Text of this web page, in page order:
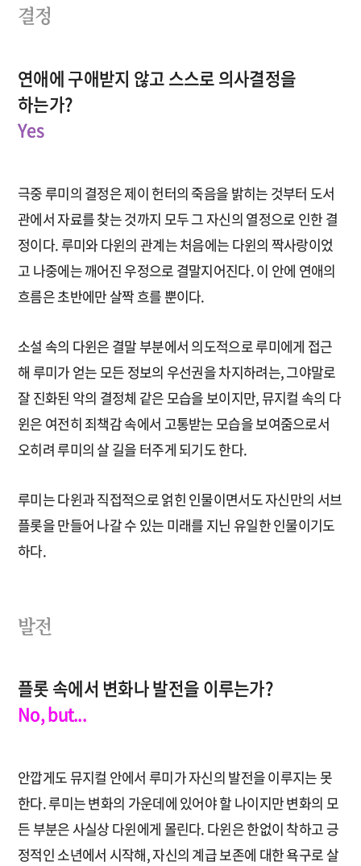
결정
연애에 구애받지 않고 스스로 의사결정을
하는가?
Yes
극중 루미의 결정은 제이 헌터의 죽음을 밝히는 것부터 도서
관에서 자료를 찾는 것까지 모두 그 자신의 열정으로 인한 결
정이다. 루미와 다윈의 관계는 처음에는 다윈의 짝사랑이었
고 나중에는 깨어진 우정으로 결말지어진다. 이 안에 연애의
흐름은 초반에만 살짝 흐를 뿐이다.
소설 속의 다윈은 결말 부분에서 의도적으로 루미에게 접근
해 루미가 얻는 모든 정보의 우선권을 차지하려는, 그야말로
잘 진화된 악의 결정체 같은 모습을 보이지만, 뮤지컬 속의 다
윈은 여전히 죄책감 속에서 고통받는 모습을 보여줌으로서
오히려 루미의 살 길을 터주게 되기도 한다.
루미는 다윈과 직접적으로 얽힌 인물이면서도 자신만의 서브
플롯을 만들어 나갈 수 있는 미래를 지닌 유일한 인물이기도
하다.
발전
플롯 속에서 변화나 발전을 이루는가?
No, but...
안깝게도 뮤지컬 안에서 루미가 자신의 발전을 이루지는 못
한다. 루미는 변화의 가운데에 있어야 할 나이지만 변화의 모
든 부분은 사실상 다윈에게 몰린다. 다윈은 한없이 착하고 긍
정적인 소년에서 시작해, 자신의 계급 보존에 대한 욕구로 살